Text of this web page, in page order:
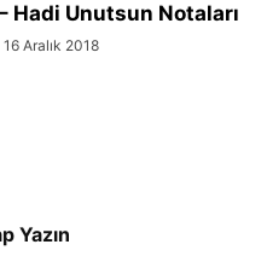
Hadi Unutsun Notaları
16 Aralık 2018
Yazın